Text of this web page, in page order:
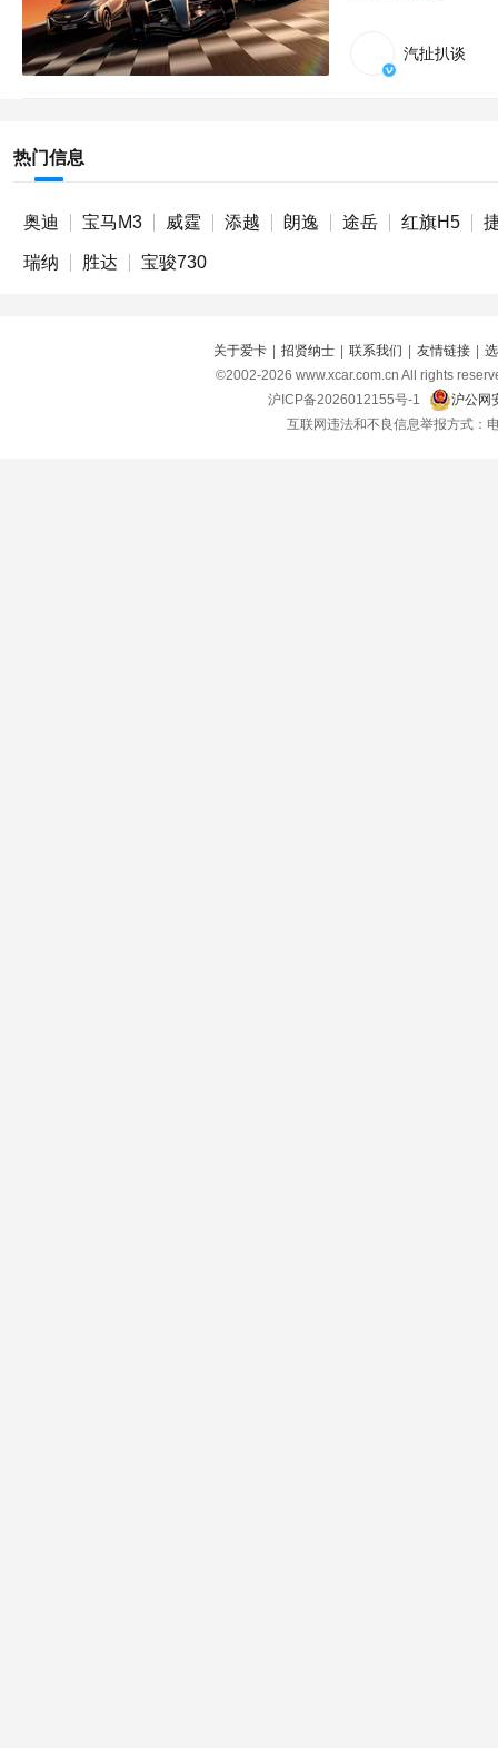
汽扯扒谈
热门信息
奥迪 宝马M3 威霆 添越 朗逸 途岳 红旗H5
瑞纳 胜达 宝骏730
关于爱卡 招贤纳士 联系我们 友情链接
©2002-2026 www.xcar.com.cn All rights
沪ICP备2026012155号-1
沪公网
互联网违法和不良信息举报方式：